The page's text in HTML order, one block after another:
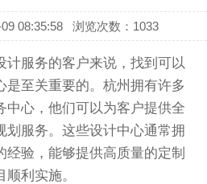
08:35:58 浏览次数：1033
服务的客户来说，找到可以
是至关重要的。杭州拥有许多
中心，他们可以为客户提供全
划服务。这些设计中心通常拥
验，能够提供高质量的定制
利实施。